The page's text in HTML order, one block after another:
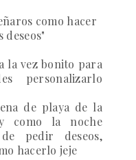
como hacer
deseos"
la vez bonito para
personalizarlo
de playa de la
como la noche
pedir deseos,
hacerlo jeje